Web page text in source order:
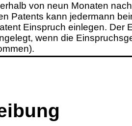
von neun Monaten
Patents kann jedermann
Einspruch einlegen. Der
wenn die